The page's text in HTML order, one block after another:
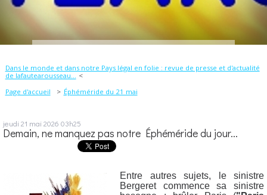
Dans le monde et dans notre Pays légal en folie : revue de presse et d'actualité
de lafautearousseau...
Page d'accueil
Éphéméride du 21 mai
jeudi 21 mai 2026 03h25
Demain, ne manquez pas notre Éphéméride du jour...
Entre autres sujets, le sinistre
Bergeret commence sa sinistre